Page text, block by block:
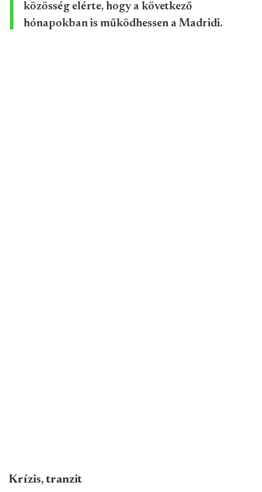
közösség elérte, hogy a következő
hónapokban is működhessen a Madridi.
Krízis, tranzit